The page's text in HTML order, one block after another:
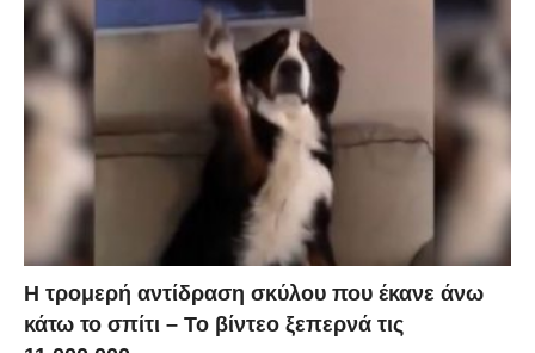
Η τρομερή αντίδραση σκύλου που έκανε άνω
κάτω το σπίτι – Το βίντεο ξεπερνά τις